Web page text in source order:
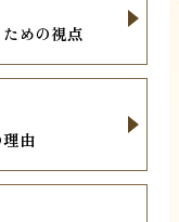
めの視点
由